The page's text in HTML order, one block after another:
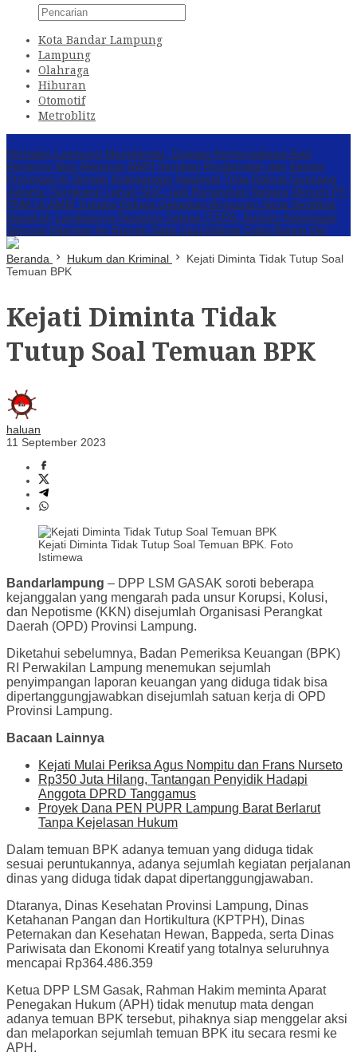
Kota Bandar Lampung
Lampung
Olahraga
Hiburan
Otomotif
Metroblitz
Perbakin Lampung Menghindar, Dugaan Komersialisasi Aset
Pemprov Kian MenguatAWPI Serukan Perdamaian dan Kecam
Provokasi di Tengah Ketegangan Nasional Triga Rakyat Guncang
Jakarta: Sengkarut Lahan SGC Jadi Pertaruhan Negara Oknum PT.
PNM ULAMM Tubaba Diduga Gelapkan Angsuran Serta Sertifikat
Nasabah Lambannya Respons Satgas ITERA, Korban Kekerasan
Seksual Dilarikan ke Rumah Sakit Usai Diduga Coba Bunuh Diri
Beranda Hukum dan Kriminal
Kejati Diminta Tidak Tutup Soal
Temuan BPK
Kejati Diminta Tidak
Tutup Soal Temuan BPK
haluan
11 September 2023
Kejati Diminta Tidak Tutup Soal Temuan BPK. Foto
Istimewa
Bandarlampung – DPP LSM GASAK soroti beberapa
kejanggalan yang mengarah pada unsur Korupsi, Kolusi,
dan Nepotisme (KKN) disejumlah Organisasi Perangkat
Daerah (OPD) Provinsi Lampung.
Diketahui sebelumnya, Badan Pemeriksa Keuangan (BPK)
RI Perwakilan Lampung menemukan sejumlah
penyimpangan laporan keuangan yang diduga tidak bisa
dipertanggungjawabkan disejumlah satuan kerja di OPD
Provinsi Lampung.
Bacaan Lainnya
Kejati Mulai Periksa Agus Nompitu dan Frans Nurseto
Rp350 Juta Hilang, Tantangan Penyidik Hadapi
Anggota DPRD Tanggamus
Proyek Dana PEN PUPR Lampung Barat Berlarut
Tanpa Kejelasan Hukum
Dalam temuan BPK adanya temuan yang diduga tidak
sesuai peruntukannya, adanya sejumlah kegiatan perjalanan
dinas yang diduga tidak dapat dipertanggungjawaban.
Dtaranya, Dinas Kesehatan Provinsi Lampung, Dinas
Ketahanan Pangan dan Hortikultura (KPTPH), Dinas
Peternakan dan Kesehatan Hewan, Bappeda, serta Dinas
Pariwisata dan Ekonomi Kreatif yang totalnya seluruhnya
mencapai Rp364.486.359
Ketua DPP LSM Gasak, Rahman Hakim meminta Aparat
Penegakan Hukum (APH) tidak menutup mata dengan
adanya temuan BPK tersebut, pihaknya siap menggelar aksi
dan melaporkan sejumlah temuan BPK itu secara resmi ke
APH.